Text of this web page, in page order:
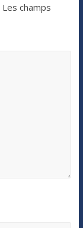
Les champs